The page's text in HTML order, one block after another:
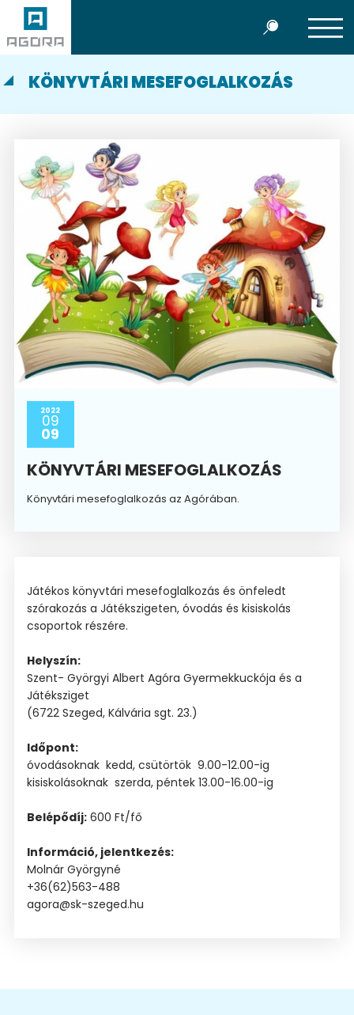
KÖNYVTÁRI MESEFOGLALKOZÁS
2022
09
09
KÖNYVTÁRI MESEFOGLALKOZÁS
Könyvtári mesefoglalkozás az Agórában.
Játékos könyvtári mesefoglalkozás és önfeledt
szórakozás a Játékszigeten, óvodás és kisiskolás
csoportok részére.
Helyszín:
Szent- Györgyi Albert Agóra Gyermekkuckója és a
Játéksziget
(6722 Szeged, Kálvária sgt. 23.)
Időpont:
óvodásoknak kedd, csütörtök 9.00-12.00-ig
kisiskolásoknak szerda, péntek 13.00-16.00-ig
Belépődíj:600 Ft/fő
Információ, jelentkezés:
Molnár Györgyné
+36(62)563-488
agora@sk-szeged.hu